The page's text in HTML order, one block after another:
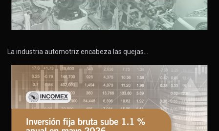
La industria automotriz encabeza las quejas…